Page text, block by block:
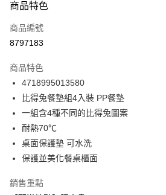
信用卡一次付款
信用卡分期付款
合作金庫商業銀行
華南商業銀行
上海商業儲蓄銀行
國泰世華商業銀行
臺灣中小企業銀行
匯豐（台灣）商業銀行
聯邦商業銀行
元大商業銀行
台新國際商業銀行
LINE Pay
Apple Pay
街口支付
Google Pay
商品特色
商品編號
8797183
商品特色
4718995013580
比得兔餐墊組4入裝 PP餐墊
一組含4種不同的比得兔圖案
耐熱70℃
桌面保護墊 可水洗
保護並美化餐桌櫃面
銷售重點